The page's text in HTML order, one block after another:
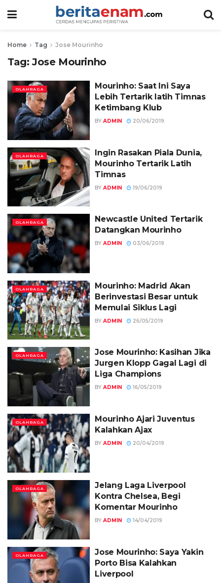
Home Tag Jose Mourinho
Tag:Jose Mourinho
OLAHRAGA
Mourinho: Saat Ini Saya
Lebih Tertarik latih Timnas
Ketimbang Klub
BY ADMIN 20/06/2019
OLAHRAGA
Ingin Rasakan Piala Dunia,
Mourinho Tertarik Latih
Timnas
BY ADMIN 19/06/2019
OLAHRAGA
Newcastle United Tertarik
Datangkan Mourinho
BY ADMIN 03/06/2019
OLAHRAGA
Mourinho: Madrid Akan
Berinvestasi Besar untuk
Memulai Siklus Lagi
BY ADMIN 26/05/2019
OLAHRAGA
Jose Mourinho: Kasihan Jika
Jurgen Klopp Gagal Lagi di
Liga Champions
BY ADMIN 16/05/2019
OLAHRAGA
Mourinho Ajari Juventus
Kalahkan Ajax
BY ADMIN 20/04/2019
OLAHRAGA
Jelang Laga Liverpool
Kontra Chelsea, Begi
Komentar Mourinho
BY ADMIN 14/04/2019
OLAHRAGA
Jose Mourinho: Saya Yakin
Porto Bisa Kalahkan
Liverpool